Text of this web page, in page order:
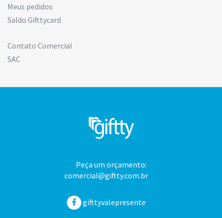
Meus pedidos
Saldo Gifttycard
Contato Comercial
SAC
Peça um orçamento:
comercial@giftty.com.br
gifttyvalepresente